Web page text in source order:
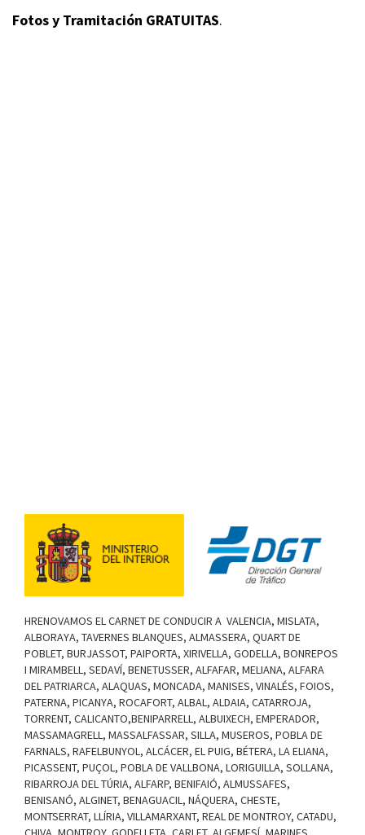
Fotos y Tramitación GRATUITAS.
HRENOVAMOS EL CARNET DE CONDUCIR A VALENCIA, MISLATA,
ALBORAYA, TAVERNES BLANQUES, ALMASSERA, QUART DE
POBLET, BURJASSOT, PAIPORTA, XIRIVELLA, GODELLA, BONREPOS
I MIRAMBELL, SEDAVÍ, BENETUSSER, ALFAFAR, MELIANA, ALFARA
DEL PATRIARCA, ALAQUAS, MONCADA, MANISES, VINALÉS, FOIOS,
PATERNA, PICANYA, ROCAFORT, ALBAL, ALDAIA, CATARROJA,
TORRENT, CALICANTO,BENIPARRELL, ALBUIXECH, EMPERADOR,
MASSAMAGRELL, MASSALFASSAR, SILLA, MUSEROS, POBLA DE
FARNALS, RAFELBUNYOL, ALCÁCER, EL PUIG, BÉTERA, LA ELIANA,
PICASSENT, PUÇOL, POBLA DE VALLBONA, LORIGUILLA, SOLLANA,
RIBARROJA DEL TÚRIA, ALFARP, BENIFAIÓ, ALMUSSAFES,
BENISANÓ, ALGINET, BENAGUACIL, NÁQUERA, CHESTE,
MONTSERRAT, LLÍRIA, VILLAMARXANT, REAL DE MONTROY, CATADU,